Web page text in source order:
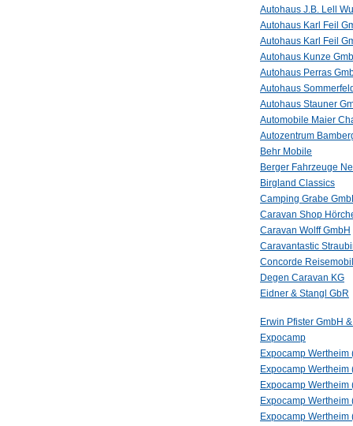
Autohaus J.B. Lell
Autohaus Karl Feil
Autohaus Karl Feil
Autohaus Kunze
Autohaus Perras
Autohaus
Autohaus Stauner
Automobile Maier
Autozentrum
Behr Mobile
Berger Fahrzeuge
Birgland Classics
Camping Grabe
Caravan Shop
Caravan Wolff GmbH
Caravantastic
Concorde
Degen Caravan KG
Eidner & Stangl GbR
Erwin Pfister GmbH
Expocamp
Expocamp Wertheim
Expocamp Wertheim
Expocamp Wertheim
Expocamp Wertheim
Expocamp Wertheim